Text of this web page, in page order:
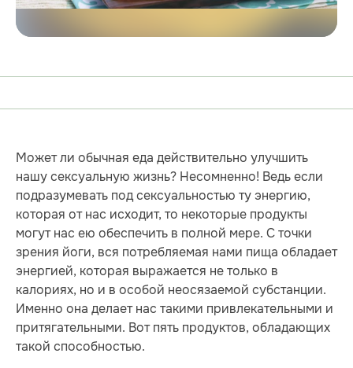
Может ли обычная еда действительно улучшить
нашу сексуальную жизнь? Несомненно! Ведь если
подразумевать под сексуальностью ту энергию,
которая от нас исходит, то некоторые продукты
могут нас ею обеспечить в полной мере. С точки
зрения йоги, вся потребляемая нами пища обладает
энергией, которая выражается не только в
калориях, но и в особой неосязаемой субстанции.
Именно она делает нас такими привлекательными и
притягательными. Вот пять продуктов, обладающих
такой способностью.